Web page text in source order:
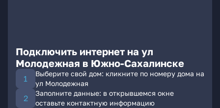
Подключить интернет на ул
Молодежная в Южно-Сахалинске
Выберите свой дом: кликните по номеру дома на
ул Молодежная
Заполните данные: в открывшемся окне
оставьте контактную информацию